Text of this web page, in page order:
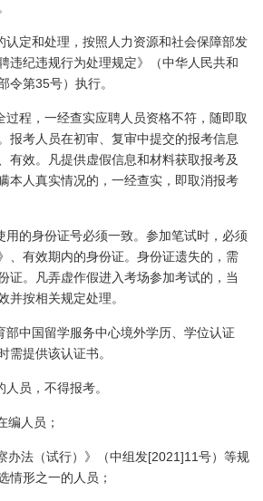
认定和处理，按照人力资源和社会保障部发
违纪违规行为处理规定》（中华人民共和
令第35号）执行。
过程，一经查实应聘人员资格不符，随即取
报考人员在初审、复审中提交的报考信息
有效。凡提供虚假信息和材料获取报考及
本人真实情况的，一经查实，即取消报考
用的身份证号必须一致。参加笔试时，必须
、有效期内的身份证。身份证遗失的，需
证。凡弄虚作假进入考场参加考试的，当
并按相关规定处理。
部中国留学服务中心境外学历、学位认证
需提供该认证书。
员，不得报考。
编人员；
办法（试行）》（中组发[2021]11 号）等规
情形之一的人员；